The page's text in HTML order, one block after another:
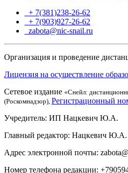
+ 7(381)238-26-62
+ 7(903)927-26-62
zabota@nic-snail.ru
Организация и проведение
Лицензия на осуществление
Сетевое издание «Снейл:
(Роскомнадзор), Регистрационный
Учредитель: ИП Нацкевич Ю.А.
Главный редактор: Нацкевич Ю.А.
Адрес электронной почты:
Номер телефона редакции: